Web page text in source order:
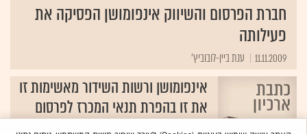
חברת הפרסום והשיווק אינפומושן הפסיקה את
פעילותה
11.11.2009 ענת ביין-לובוביץ'
אינפומושן ורשות השידור מאשימות זו
את זו בהפרת תנאי המכרז לפרסום
בערוץ 1